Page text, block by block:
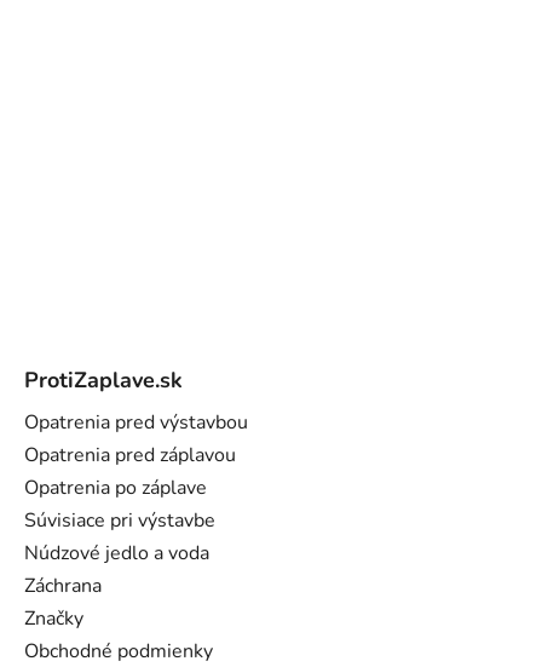
ProtiZaplave.sk
Opatrenia pred výstavbou
Opatrenia pred záplavou
Opatrenia po záplave
Súvisiace pri výstavbe
Núdzové jedlo a voda
Záchrana
Značky
Obchodné podmienky